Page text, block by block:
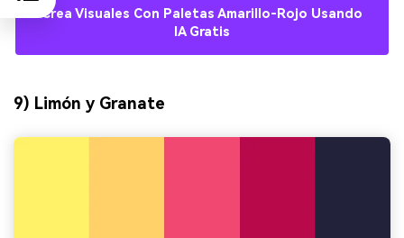
Crea Visuales Con Paletas Amarillo-Rojo Usando
IA Gratis
9) Limón y Granate